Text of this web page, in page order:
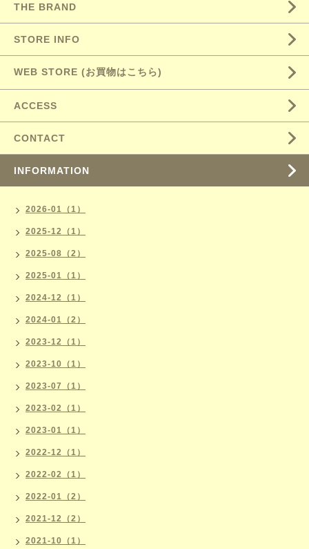
THE BRAND
STORE INFO
WEB STORE (お買物はこちら)
ACCESS
CONTACT
INFORMATION
2026-01（1）
2025-12（1）
2025-08（2）
2025-01（1）
2024-12（1）
2024-01（2）
2023-12（1）
2023-10（1）
2023-07（1）
2023-02（1）
2023-01（1）
2022-12（1）
2022-02（1）
2022-01（2）
2021-12（2）
2021-10（1）